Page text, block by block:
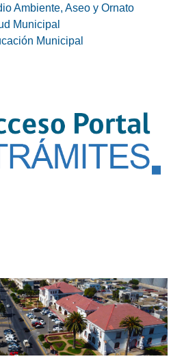
Ambiente, Aseo y Ornato
Municipal
Municipal